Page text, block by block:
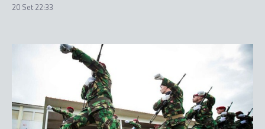
20 Set 22:33